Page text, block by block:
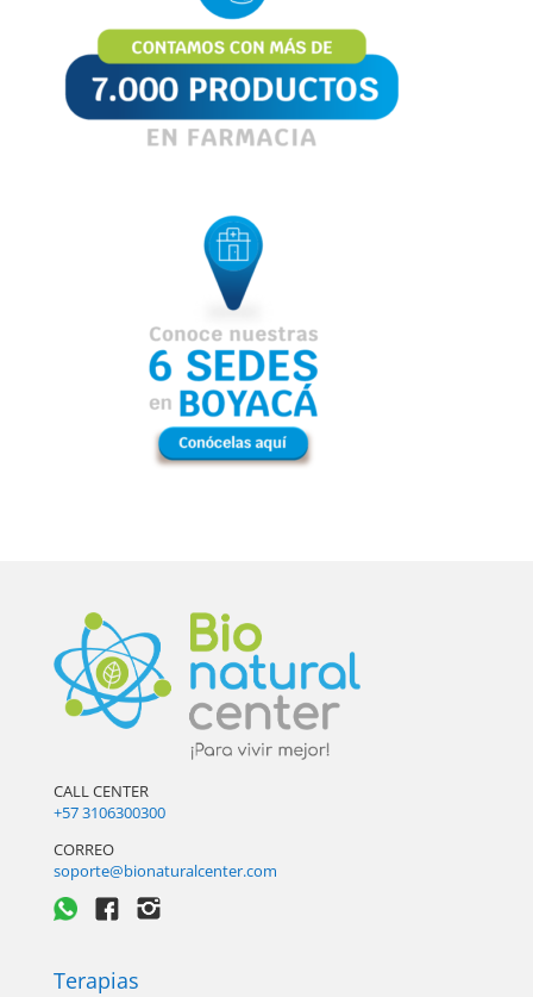
CALL CENTER
+57 3106300300
CORREO
soporte@bionaturalcenter.com
Terapias